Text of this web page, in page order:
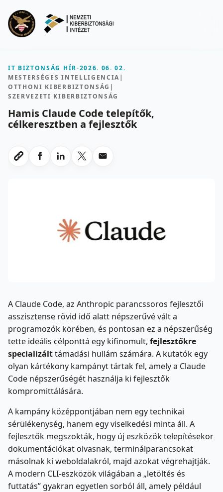
IT BIZTONSÁG HÍR-2026. 06. 02.
MESTERSÉGES INTELLIGENCIA |
OTTHONI KIBERBIZTONSÁG |
SZERVEZETI KIBERBIZTONSÁG
Hamis Claude Code telepítők,
célkeresztben a fejlesztők
Link masolasa
Megosztas Facebookon
Megosztas LinkedInen
Megosztas X-en
Megosztas emailben
A Claude Code, az Anthropic parancssoros fejlesztői
asszisztense rövid idő alatt népszerűvé vált a
programozók körében, és pontosan ez a népszerűség
tette ideális célponttá egy kifinomult, fejlesztőkre
specializálttámadási hullám számára. A kutatók egy
olyan kártékony kampányt tártak fel, amely a Claude
Code népszerűségét használja ki fejlesztők
kompromittálására.
A kampány középpontjában nem egy technikai
sérülékenység, hanem egy viselkedési minta áll. A
fejlesztők megszokták, hogy új eszközök telepítésekor
dokumentációkat olvasnak, terminálparancsokat
másolnak ki weboldalakról, majd azokat végrehajtják.
A modern CLI-eszközök világában a „letöltés és
futtatás” gyakran egyetlen sorból áll, amely például